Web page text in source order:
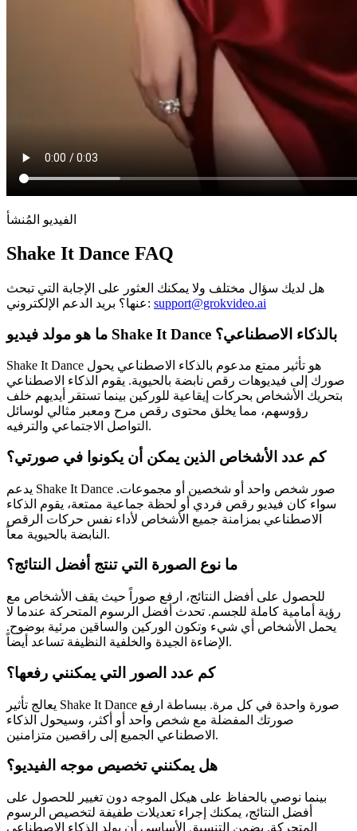
الفيديو المُنشأ
Shake It Dance FAQ
هل لديك سؤال مختلف ولا يمكنك العثور على الإجابة التي تبحث
عنها؟ بريد الدعم الإلكتروني: support@grokvideo.ai
ما هو مولد فيديو Shake It Dance بالذكاء الاصطناعي؟
Shake It Dance هو تأثير ممتع مدعوم بالذكاء الاصطناعي يحول
صورك إلى فيديوهات رقص نابضة بالحيوية. يقوم الذكاء الاصطناعي
بتحريك الأشخاص بحركات إيقاعية للوركين بينما تستقر أيديهم خلف
رؤوسهم، مما يخلق محتوى رقص مرح ومعبر مثالي لوسائل
التواصل الاجتماعي والترفيه.
كم عدد الأشخاص الذين يمكن أن يكونوا في صورتي؟
يدعم Shake It Dance صور شخص واحد أو شخصين أو مجموعات.
سواء كان فيديو رقص فردي أو لحظة جماعية ممتعة، يقوم الذكاء
الاصطناعي بمزامنة جميع الأشخاص لأداء نفس حركات الرقص
النابضة بالحيوية معاً.
ما نوع الصورة التي تنتج أفضل النتائج؟
للحصول على أفضل النتائج، ارفع صوراً حيث يقف الأشخاص مع
رؤية أمامية كاملة للجسم. تحدث أفضل الرسوم المتحركة عندما لا
يحمل الأشخاص أي شيء وتكون الوركين والساقين مرئية بوضوح.
الإضاءة الجيدة والخلفية النظيفة تساعد أيضاً.
كم عدد الصور التي يمكنني رفعها؟
يعالج تأثير Shake It Dance صورة واحدة في كل مرة. ببساطة ارفع
صورتك المفضلة مع شخص واحد أو أكثر، وسيحول الذكاء
الاصطناعي الجميع إلى راقصين متزامنين.
هل يمكنني تخصيص موجه الفيديو؟
بينما نوصي بالحفاظ على هيكل الموجه دون تغيير للحصول على
أفضل النتائج، يمكنك إجراء تعديلات طفيفة لتخصيص الرسوم
المتحركة. يضمن التنسيق الأساسي أن يولد الذكاء الاصطناعي